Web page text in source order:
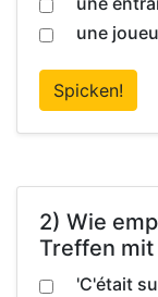
une
Spicken!
2) Wie
Treffen mit
'C'était